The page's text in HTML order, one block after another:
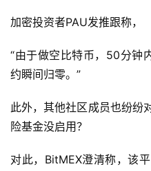
加密投资者PAU发推跟称，
“由于做空比特币，50分钟
约瞬间归零。”
此外，其他社区成员也纷纷
险基金没启用？
对此，BitMEX澄清称，该